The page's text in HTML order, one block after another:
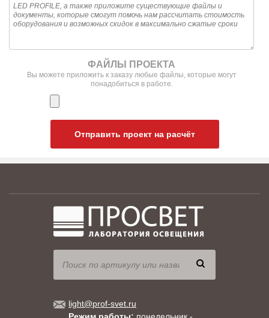
ФАЙЛЫ ПРОЕКТА
Вы можете приложить к заказу любые файлы, которые могут
понадобиться в работе.
Отправить проект на расчёт
light@prof-svet.ru